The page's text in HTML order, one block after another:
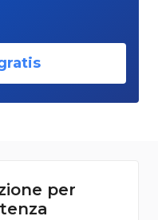
per